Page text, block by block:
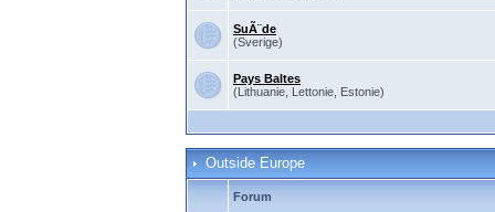
SuÃ¨de
(Sverige)
Pays Baltes
(Lithuanie, Lettonie, Estonie)
Outside Europe
Forum